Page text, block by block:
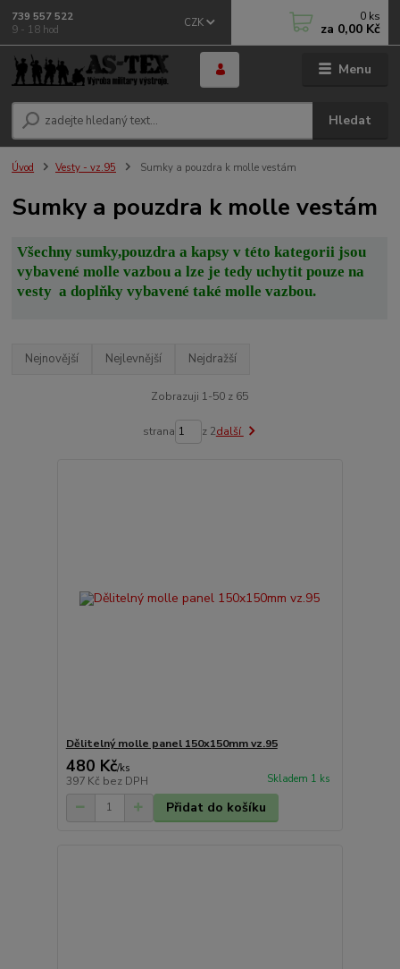
Menu
CZK
Hledat
739 557 522
9 - 18 hod
0 ks
za 0,00 Kč
Úvod Vesty - vz.95 Sumky a pouzdra k molle vestám
Sumky a pouzdra k molle vestám
Všechny sumky,pouzdra a kapsy v této kategorii jsou
vybavené molle vazbou a lze je tedy uchytit pouze na
vesty a doplňky vybavené také molle vazbou.
Nejnovější Nejlevnější Nejdražší
Zobrazuji 1-50 z 65
strana z 2další
Dělitelný molle panel 150x150mm vz.95
480 Kč/ks
397 Kč bez DPH Skladem 1 ks
Přidat do košíku